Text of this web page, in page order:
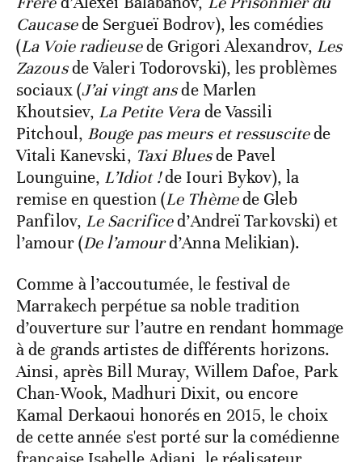
Caucasede Sergueï Bodrov), les comédies
(La Voie radieusede Grigori Alexandrov, Les
Zazousde Valeri Todorovski), les problèmes
sociaux (J’ai vingt ansde Marlen
Khoutsiev, La Petite Verade Vassili
Pitchoul, Bouge pas meurs et ressuscitede
Vitali Kanevski, Taxi Bluesde Pavel
Lounguine, L’Idiot !de Iouri Bykov), la
remise en question (Le Thèmede Gleb
Panfilov, Le Sacrificed’Andreï Tarkovski) et
l’amour (De l’amourd’Anna Melikian).
Comme à l’accoutumée, le festival de
Marrakech perpétue sa noble tradition
d’ouverture sur l’autre en rendant hommage
à de grands artistes de différents horizons.
Ainsi, après Bill Muray, Willem Dafoe, Park
Chan-Wook, Madhuri Dixit, ou encore
Kamal Derkaoui honorés en 2015, le choix
de cette année s'est porté sur la comédienne